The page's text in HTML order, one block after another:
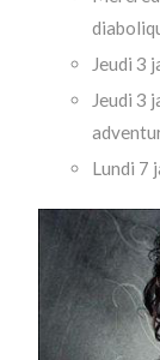
Jeudi 3
Jeudi 3
Lundi 7